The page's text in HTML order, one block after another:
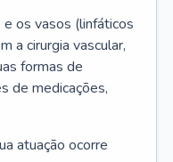
os vasos (linfáticos
a cirurgia vascular,
formas de
de medicações,
atuação ocorre